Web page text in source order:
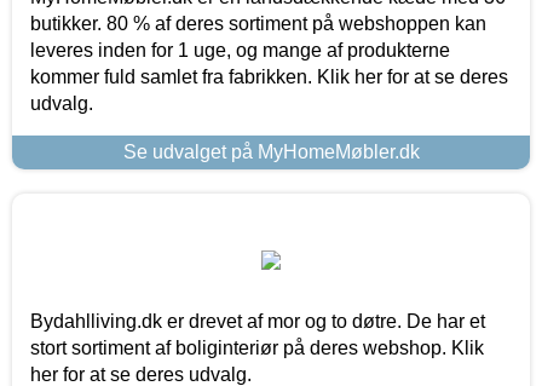
butikker. 80 % af deres sortiment på webshoppen kan
leveres inden for 1 uge, og mange af produkterne
kommer fuld samlet fra fabrikken. Klik her for at se deres
udvalg.
Se udvalget på MyHomeMøbler.dk
Bydahlliving.dk er drevet af mor og to døtre. De har et
stort sortiment af boliginteriør på deres webshop. Klik
her for at se deres udvalg.